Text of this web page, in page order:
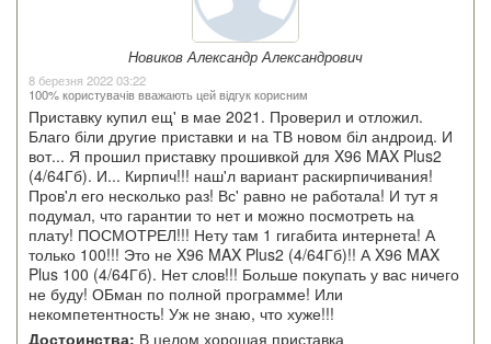
Новиков Александр Александрович
8 березня 2022 03:22
100% користувачів вважають цей відгук корисним
Приставку купил ещ' в мае 2021. Проверил и отложил.
Благо біли другие приставки и на ТВ новом біл андроид. И
вот... Я прошил приставку прошивкой для X96 MAX Plus2
(4/64Гб). И... Кирпич!!! наш'л вариант раскирпичивания!
Пров'л его несколько раз! Вс' равно не работала! И тут я
подумал, что гарантии то нет и можно посмотреть на
плату! ПОСМОТРЕЛ!!! Нету там 1 гигабита интернета! А
только 100!!! Это не X96 MAX Plus2 (4/64Гб)!! А X96 MAX
Plus 100 (4/64Гб). Нет слов!!! Больше покупать у вас ничего
не буду! ОБман по полной программе! Или
некомпетентность! Уж не знаю, что хуже!!!
Достоинства: В целом хорошая приставка